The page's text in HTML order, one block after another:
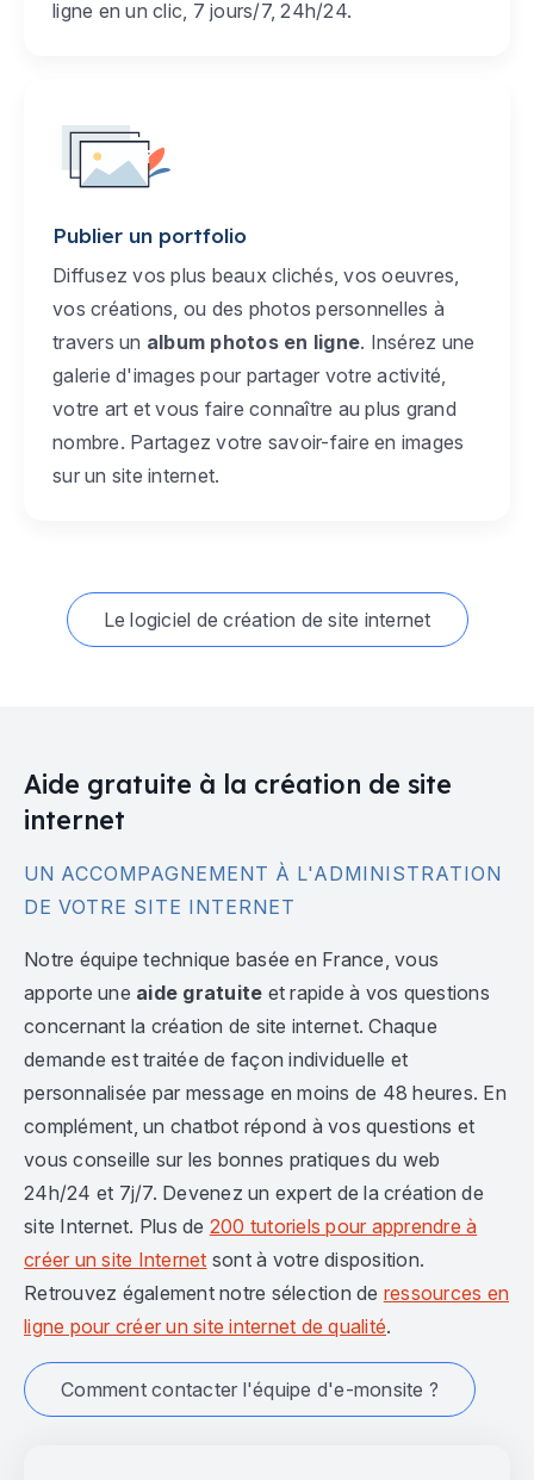
ligne en un clic, 7 jours/7, 24h/24.
Publier un portfolio
Diffusez vos plus beaux clichés, vos oeuvres,
vos créations, ou des photos personnelles à
travers un album photos en ligne. Insérez une
galerie d'images pour partager votre activité,
votre art et vous faire connaître au plus grand
nombre. Partagez votre savoir-faire en images
sur un site internet.
Le logiciel de création de site internet
Aide gratuite à la création de site
internet
UN ACCOMPAGNEMENT À L'ADMINISTRATION
DE VOTRE SITE INTERNET
Notre équipe technique basée en France, vous
apporte une aide gratuite et rapide à vos questions
concernant la création de site internet. Chaque
demande est traitée de façon individuelle et
personnalisée par message en moins de 48 heures. En
complément, un chatbot répond à vos questions et
vous conseille sur les bonnes pratiques du web
24h/24 et 7j/7. Devenez un expert de la création de
site Internet. Plus de 200 tutoriels pour apprendre à
créer un site Internet sont à votre disposition.
Retrouvez également notre sélection de ressources en
ligne pour créer un site internet de qualité.
Comment contacter l'équipe d'e-monsite ?